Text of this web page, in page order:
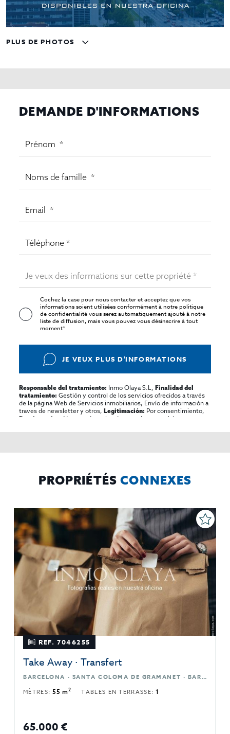
PLUS DE PHOTOS
DEMANDE D'INFORMATIONS
Cochez la case pour nous contacter et acceptez que vos
informations soient utilisées conformément à notrepolitique
de confidentialitévous serez automatiquement ajouté à notre
liste de diffusion, mais vous pouvez vous désinscrire à tout
moment*
JE VEUX PLUS D'INFORMATIONS
Responsable del tratamiento: Inmo Olaya S.L,Finalidad del
tratamiento: Gestión y control de los servicios ofrecidos a través
de la página Web de Servicios inmobiliarios, Envío de información a
traves de newsletter y otros,Legitimación: Por consentimiento,
Destinatarios:
No se cederan los datos, salvo para elaborar
rectificar y suprimir los datos, solicitar la portabilidad de los
PROPRIÉTÉS CONNEXES
REF. 7046255
Take Away · Transfert
BARCELONA · SANTA COLOMA DE GRAMANET · BARCELONA
MÈTRES:55 m2 TABLES EN TERRASSE:1
65.000 €